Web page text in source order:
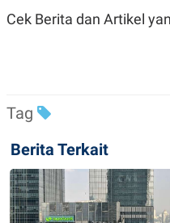
Cek Berita dan Artikel
Tag
Berita Terkait